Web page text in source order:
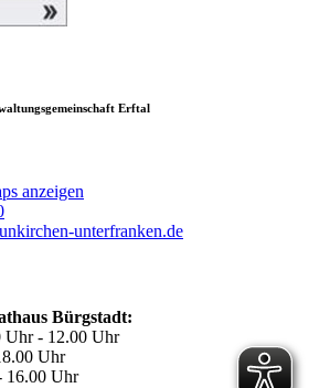
Erftal
anzeigen
unterfranken.de
Bürgstadt:
Uhr - 12.00 Uhr
Uhr
16.00 Uhr